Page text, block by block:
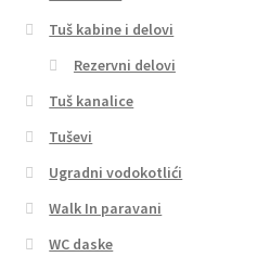
Tuš kabine i delovi
Rezervni delovi
Tuš kanalice
Tuševi
Ugradni vodokotlići
Walk In paravani
WC daske